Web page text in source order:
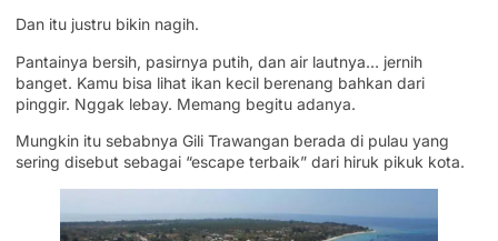
Dan itu justru bikin nagih.
Pantainya bersih, pasirnya putih, dan air lautnya… jernih
banget. Kamu bisa lihat ikan kecil berenang bahkan dari
pinggir. Nggak lebay. Memang begitu adanya.
Mungkin itu sebabnya Gili Trawangan berada di pulau yang
sering disebut sebagai “escape terbaik” dari hiruk pikuk kota.